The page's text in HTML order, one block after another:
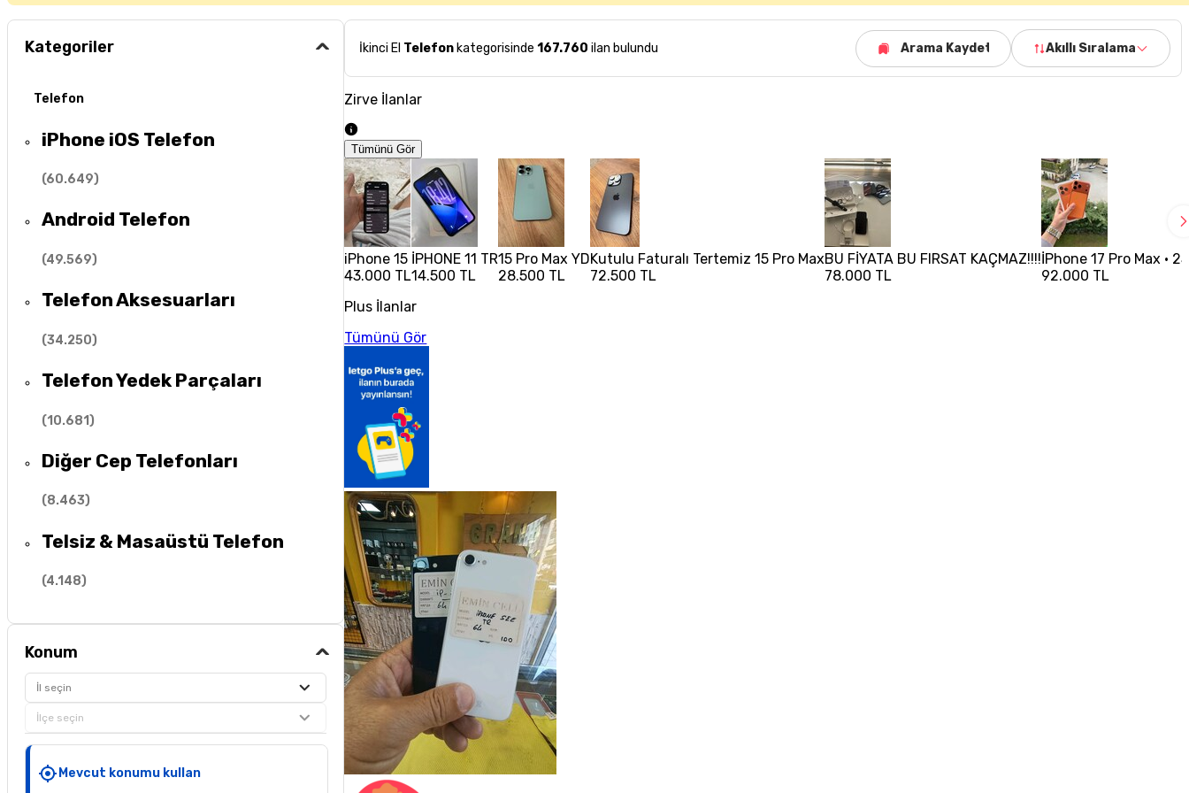
Kategoriler
Telefon
iPhone iOS Telefon
(60.649)
Android Telefon
(49.569)
Telefon Aksesuarları
(34.250)
Telefon Yedek Parçaları
(10.681)
Diğer Cep Telefonları
(8.463)
Telsiz & Masaüstü Telefon
(4.148)
Konum
İl seçin
İlçe seçin
Mevcut konumu kullan
İkinci El Telefon kategorisinde 167.760 ilan bulundu Arama Kaydet Akıllı Sıralama
Zirve İlanlar
Tümünü Gör
iPhone 15
43.000 TL
İPHONE 11 TR
14.500 TL
15 Pro Max YD
28.500 TL
Kutulu Faturalı Tertemiz 15 Pro Max
72.500 TL
BU FİYATA BU FIRSAT KAÇMAZ!!!!
78.000 TL
İPhone 17 Pro Max •
92.000 TL
Plus İlanlar
Tümünü Gör